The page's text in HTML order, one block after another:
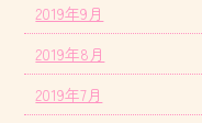
2019年9月
2019年8月
2019年7月